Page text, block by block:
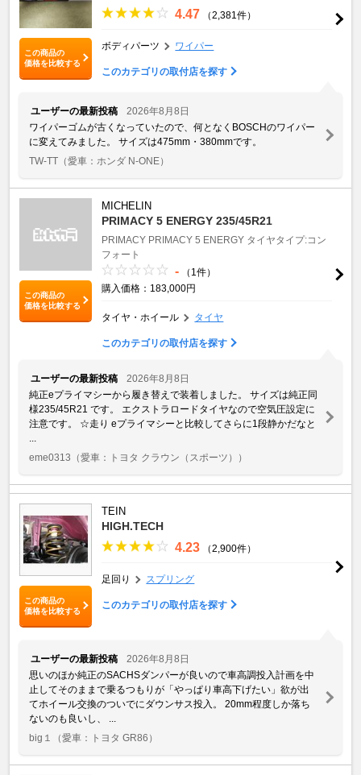
この商品の
価格を比較する
4.47 （2,381件）
ボディパーツ ワイパー
このカテゴリの取付店を探す
ユーザーの最新投稿
2026年8月8日
ワイパーゴムが古くなっていたので、何となくBOSCHのワイパー
に変えてみました。 サイズは475mm・380mmです。
TW-TT （愛車：ホンダ N-ONE）
この商品の
価格を比較する
MICHELIN
PRIMACY 5 ENERGY 235/45R21
PRIMACY PRIMACY 5 ENERGY タイヤタイプ:コン
フォート
-
（1件）
購入価格：183,000円
タイヤ・ホイール タイヤ
このカテゴリの取付店を探す
ユーザーの最新投稿
2026年8月8日
純正eプライマシーから履き替えで装着しました。 サイズは純正同
様235/45R21 です。 エクストラロードタイヤなので空気圧設定に
注意です。 ☆走り eプライマシーと比較してさらに1段静かだなと
eme0313 （愛車：トヨタ クラウン（スポーツ））
この商品の
価格を比較する
TEIN
HIGH.TECH
4.23 （2,900件）
足回り スプリング
このカテゴリの取付店を探す
ユーザーの最新投稿
2026年8月8日
思いのほか純正のSACHSダンパーが良いので車高調投入計画を中
止してそのままで乗るつもりが「やっぱり車高下げたい」欲が出
てホイール交換のついでにダウンサス投入。 20mm程度しか落ち
ないのも良いし、 ...
big１
（愛車：トヨタ GR86）